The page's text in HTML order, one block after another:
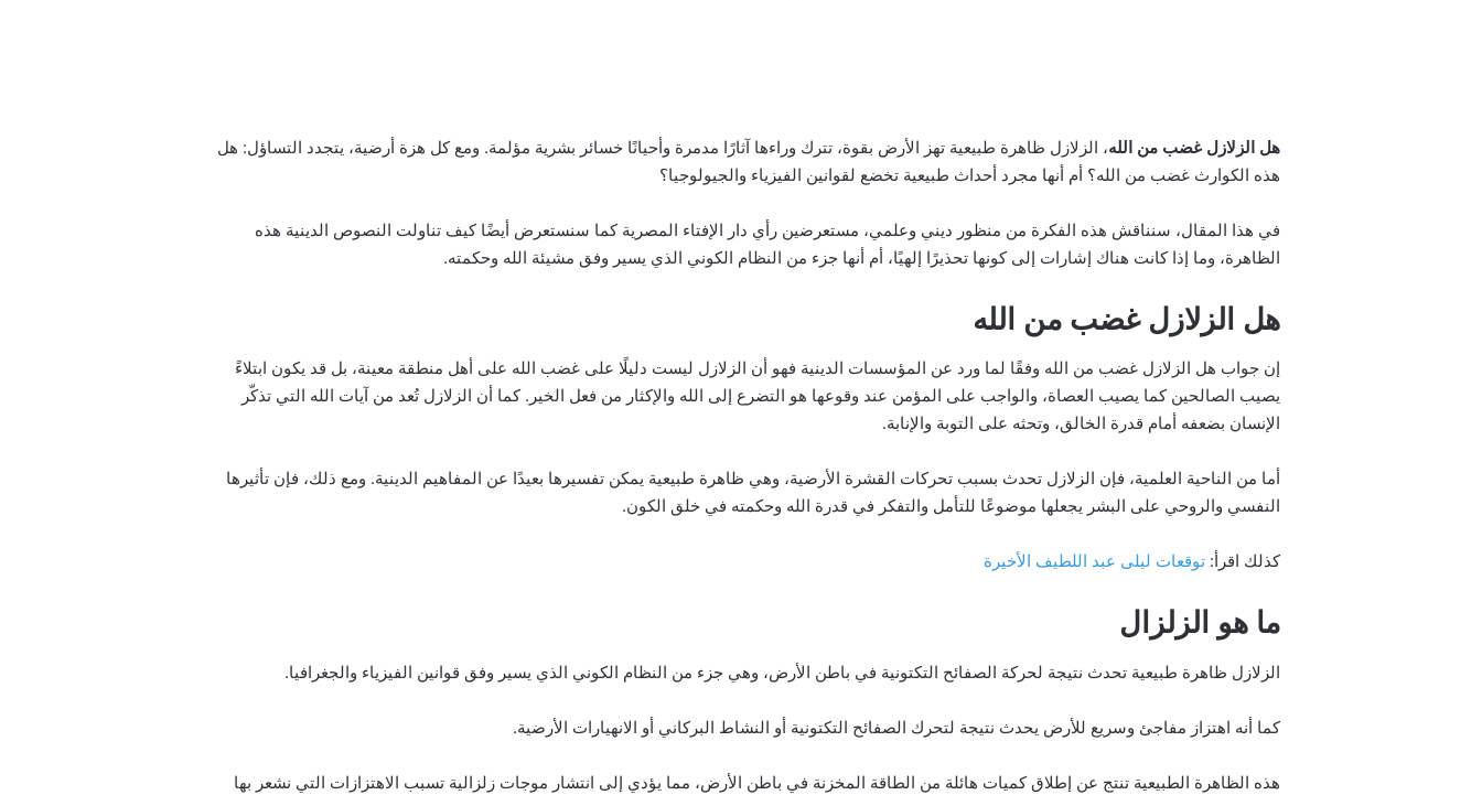
هل الزلازل غضب من الله، الزلازل ظاهرة طبيعية تهز الأرض بقوة، تترك وراءها آثارًا مدمرة وأحيانًا خسائر بشرية مؤلمة. ومع كل هزة أرضية، يتجدد التساؤل: هل
هذه الكوارث غضب من الله؟ أم أنها مجرد أحداث طبيعية تخضع لقوانين الفيزياء والجيولوجيا؟
في هذا المقال، سنناقش هذه الفكرة من منظور ديني وعلمي، مستعرضين رأي دار الإفتاء المصرية كما سنستعرض أيضًا كيف تناولت النصوص الدينية هذه
الظاهرة، وما إذا كانت هناك إشارات إلى كونها تحذيرًا إلهيًا، أم أنها جزء من النظام الكوني الذي يسير وفق مشيئة الله وحكمته.
هل الزلازل غضب من الله
إن جواب هل الزلازل غضب من الله وفقًا لما ورد عن المؤسسات الدينية فهو أن الزلازل ليست دليلًا على غضب الله على أهل منطقة معينة، بل قد يكون ابتلاءً
يصيب الصالحين كما يصيب العصاة، والواجب على المؤمن عند وقوعها هو التضرع إلى الله والإكثار من فعل الخير. كما أن الزلازل تُعد من آيات الله التي تذكّر
الإنسان بضعفه أمام قدرة الخالق، وتحثه على التوبة والإنابة.
أما من الناحية العلمية، فإن الزلازل تحدث بسبب تحركات القشرة الأرضية، وهي ظاهرة طبيعية يمكن تفسيرها بعيدًا عن المفاهيم الدينية. ومع ذلك، فإن تأثيرها
النفسي والروحي على البشر يجعلها موضوعًا للتأمل والتفكر في قدرة الله وحكمته في خلق الكون.
كذلك اقرأ: توقعات ليلى عبد اللطيف الأخيرة
ما هو الزلزال
الزلازل ظاهرة طبيعية تحدث نتيجة لحركة الصفائح التكتونية في باطن الأرض، وهي جزء من النظام الكوني الذي يسير وفق قوانين الفيزياء والجغرافيا.
كما أنه اهتزاز مفاجئ وسريع للأرض يحدث نتيجة لتحرك الصفائح التكتونية أو النشاط البركاني أو الانهيارات الأرضية.
هذه الظاهرة الطبيعية تنتج عن إطلاق كميات هائلة من الطاقة المخزنة في باطن الأرض، مما يؤدي إلى انتشار موجات زلزالية تسبب الاهتزازات التي نشعر بها